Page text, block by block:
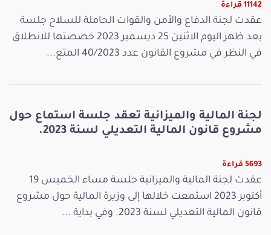
11142 قراءة
عقدت لجنة الدفاع والأمن والقوات الحاملة للسلاح جلسة
بعد ظهر اليوم الاثنين 25 ديسمبر 2023 خصصتها للانطلاق
في النظر في مشروع القانون عدد 40/2023 المتع...
لجنة المالية والميزانية تعقد جلسة استماع حول
مشروع قانون المالية التعديلي لسنة 2023.
5693 قراءة
عقدت لجنة المالية والميزانية جلسة مساء الخميس 19
أكتوبر 2023 استمعت خلالها إلى وزيرة المالية حول مشروع
قانون المالية التعديلي لسنة 2023. وفي بداية ...